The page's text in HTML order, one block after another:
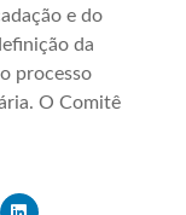
e do
da
processo
O Comitê